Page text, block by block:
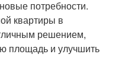
потребности.
квартиры в
решением,
площадь и улучшить